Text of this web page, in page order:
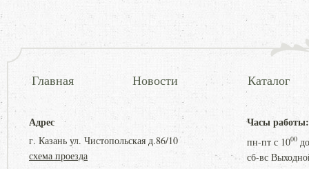
Главная Новости Каталог
Адрес
г. Казань ул. Чистопольская д.86/10
схема проезда
Часы работы:
пн-пт с 1000
сб-вс